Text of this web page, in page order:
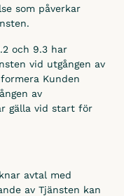
som påverkar
och 9.3 har
vid utgången av
Kunden
av
gälla vid start för
avtal med
av Tjänsten kan